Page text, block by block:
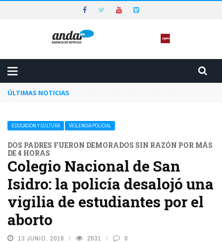
ÚLTIMAS NOTICIAS
EDUCACIÓN Y CULTURA VIOLENCIA POLICIAL
DOS PADRES FUERON DEMORADOS SIN RAZÓN POR MÁS
DE 4 HORAS
Colegio Nacional de San
Isidro: la policía desalojó una
vigilia de estudiantes por el
aborto
13 JUNIO, 2018 2631 0